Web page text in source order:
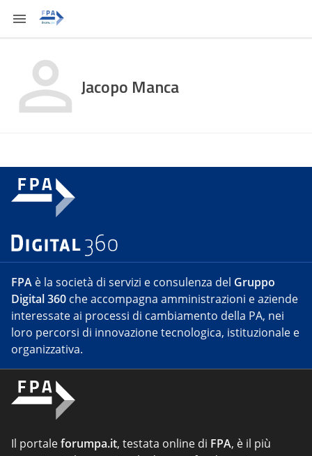
Jacopo Manca
FPA è la società di servizi e consulenza del Gruppo
Digital 360 che accompagna amministrazioni e aziende
interessate ai processi di cambiamento della PA, nei
loro percorsi di innovazione tecnologica, istituzionale e
organizzativa.
Il portaleforumpa.it, testata online di FPA, è il più